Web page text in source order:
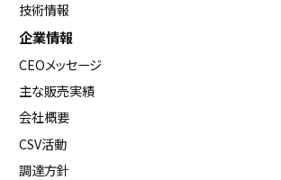
技術情報
企業情報
CEOメッセージ
主な販売実績
会社概要
CSV活動
調達方針